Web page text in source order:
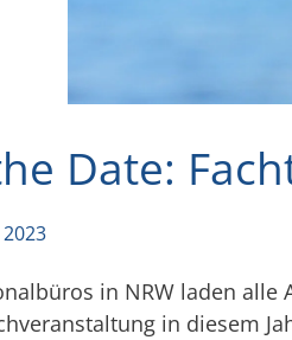
Date:
in NRW laden
in diesem